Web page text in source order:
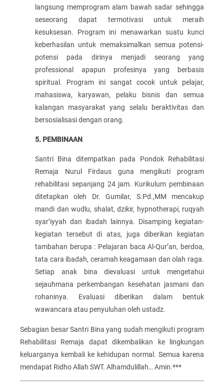
langsung memprogram alam bawah sadar sehingga
seseorang dapat termotivasi untuk meraih
kesuksesan. Program ini menawarkan suatu kunci
keberhasilan untuk memaksimalkan semua potensi-
potensi pada dirinya menjadi seorang yang
professional apapun profesinya yang berbasis
spiritual. Program ini sangat cocok untuk pelajar,
mahasiswa, karyawan, pelaku bisnis dan semua
kalangan masyarakat yang selalu beraktivitas dan
bersosialisasi dengan orang.
5. PEMBINAAN
Santri Bina ditempatkan pada Pondok Rehabilitasi
Remaja Nurul Firdaus guna mengikuti program
rehabilitasi sepanjang 24 jam. Kurikulum pembinaan
ditetapkan oleh Dr. Gumilar, S.Pd.,MM mencakup
mandi dan wudlu, shalat, dzikir, hypnotherapi, ruqyah
syar’iyyah dan ibadah lainnya. Disamping kegiatan-
kegiatan tersebut di atas, juga diberikan kegiatan
tambahan berupa : Pelajaran baca Al-Qur’an, berdoa,
tata cara ibadah, ceramah keagamaan dan olah raga.
Setiap anak bina dievaluasi untuk mengetahui
sejauhmana perkembangan kesehatan jasmani dan
rohaninya. Evaluasi diberikan dalam bentuk
wawancara atau penyuluhan oleh ustadz.
Sebagian besar Santri Bina yang sudah mengikuti program
Rehabilitasi Remaja dapat dikembalikan ke lingkungan
keluarganya kembali ke kehidupan normal. Semua karena
mendapat Ridho Allah SWT. Alhamdulillah… Amin.***